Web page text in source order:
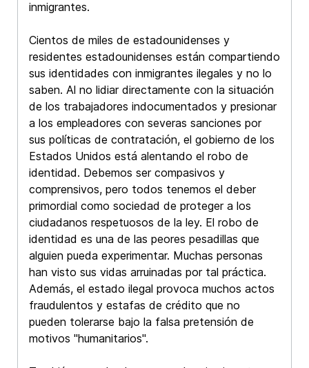
inmigrantes.
Cientos de miles de estadounidenses y
residentes estadounidenses están compartiendo
sus identidades con inmigrantes ilegales y no lo
saben. Al no lidiar directamente con la situación
de los trabajadores indocumentados y presionar
a los empleadores con severas sanciones por
sus políticas de contratación, el gobierno de los
Estados Unidos está alentando el robo de
identidad. Debemos ser compasivos y
comprensivos, pero todos tenemos el deber
primordial como sociedad de proteger a los
ciudadanos respetuosos de la ley. El robo de
identidad es una de las peores pesadillas que
alguien pueda experimentar. Muchas personas
han visto sus vidas arruinadas por tal práctica.
Además, el estado ilegal provoca muchos actos
fraudulentos y estafas de crédito que no
pueden tolerarse bajo la falsa pretensión de
motivos "humanitarios".